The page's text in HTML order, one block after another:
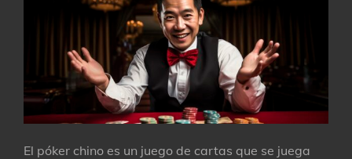
El póker chino es un juego de cartas que se juega